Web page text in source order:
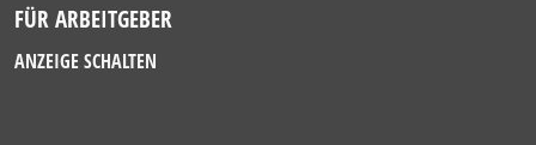
FÜR ARBEITGEBER
ANZEIGE SCHALTEN